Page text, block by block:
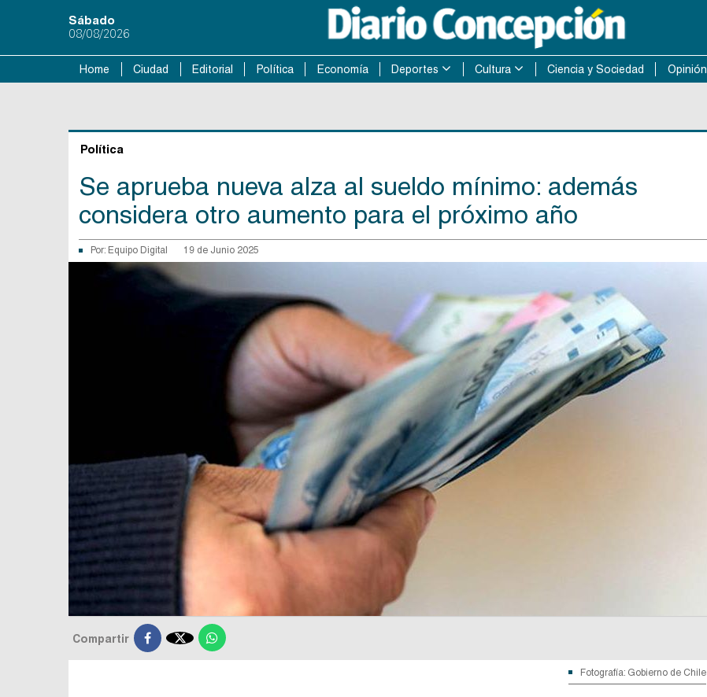
Sábado
08/08/2026
Home Ciudad Editorial Política Economía Deportes Cultura Ciencia y Sociedad Opinión
Política
Se aprueba nueva alza al sueldo mínimo: además
considera otro aumento para el próximo año
Por: Equipo Digital 19 de Junio 2025
Compartir 
Fotografía: Gobierno de Chile